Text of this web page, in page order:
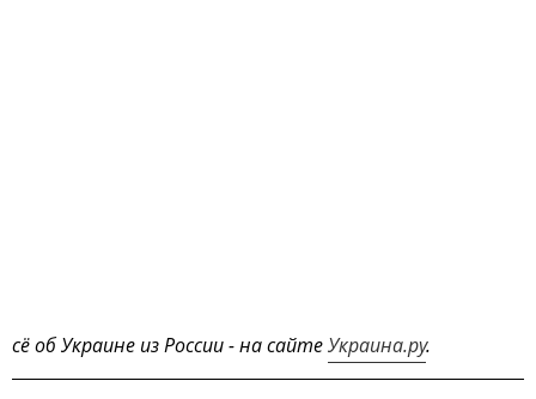
сё об Украине из России - на сайтеУкраина.ру.